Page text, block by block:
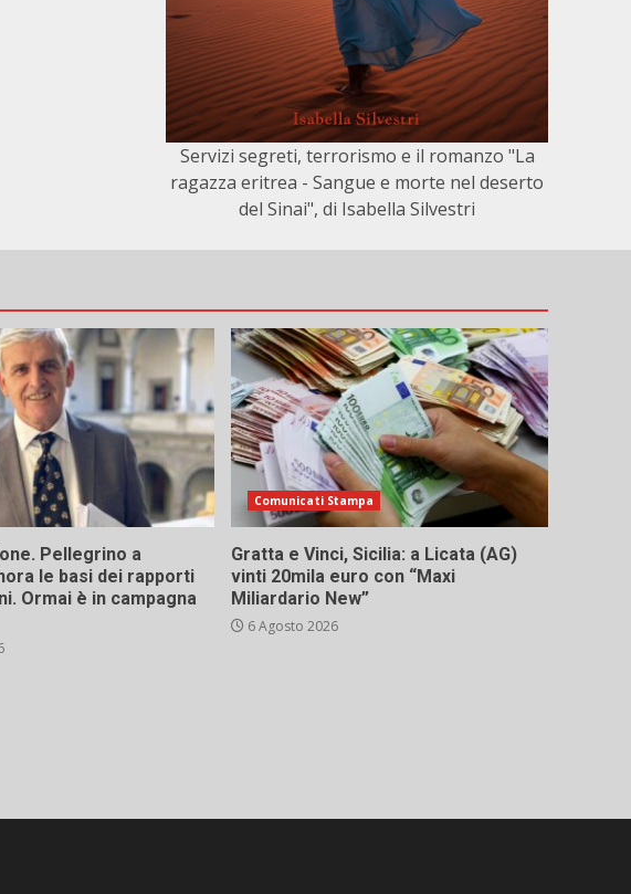
Servizi segreti, terrorismo e il romanzo "La
ragazza eritrea - Sangue e morte nel deserto
del Sinai", di Isabella Silvestri
Pellegrino a
le basi dei rapporti
Ormai è in campagna
Comunicati Stampa
Gratta e Vinci, Sicilia: a Licata (AG)
vinti 20mila euro con “Maxi
Miliardario New”
6 Agosto 2026